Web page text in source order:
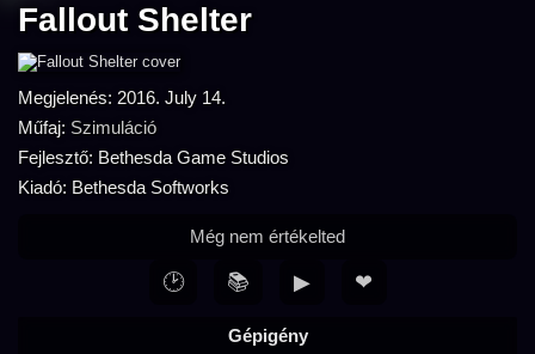
Fallout Shelter
Megjelenés: 2016. July 14.
Műfaj: Szimuláció
Fejlesztő: Bethesda Game Studios
Kiadó: Bethesda Softworks
Gépigény
Még nem értékelted
🕑 📚 ▶ ❤